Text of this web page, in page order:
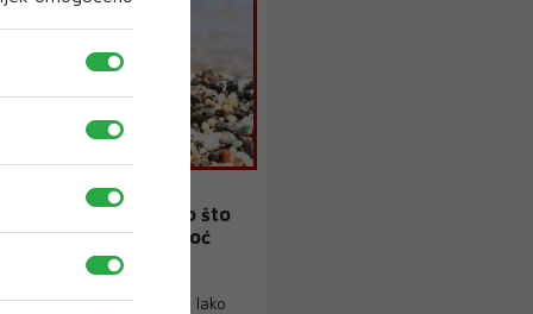
na morskog ježa? Evo što
i kada potražiti pomoć
da bodlje neće biti lako